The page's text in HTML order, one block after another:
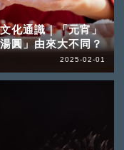
化通識｜「元宵」
圓」由來大不同？
2025-02-01